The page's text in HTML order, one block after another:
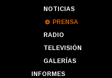
NOTICIAS
PRENSA
RADIO
TELEVISIÓN
GALERÍAS
INFORMES